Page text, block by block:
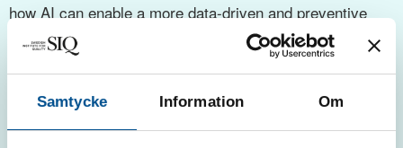
Samtycke Information Om
how AI can enable a more data-driven and preventive
approach, even in organizations still early in their AI